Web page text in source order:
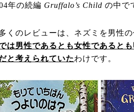
年の続編 Gruffalo’s Child の中で
くのレビューは、ネズミを男性の
は男性であるとも女性であると
と考えられていたわけです。